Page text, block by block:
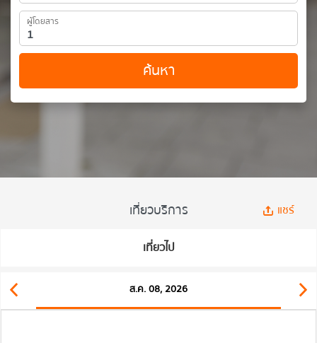
ผู้โดยสาร
ค้นหา
เที่ยวบริการ แชร์
เที่ยวไป
ส.ค. 08, 2026